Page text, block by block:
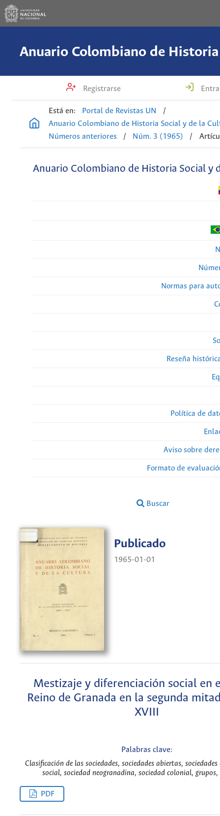
Registrarse
Está en: Portal de Revistas UN
/
Anuario Colombiano de Historia Social y de la
Números anteriores
/ Núm. 3 (1965) /
Anuario Colombiano de Historia Social y
Normas para
Reseña
Política de
Aviso sobre
Formato de
Buscar
Publicado
1965-01-01
Mestizaje y diferenciación social en
Reino de Granada en la segunda
XVIII
Palabras clave:
Clasificación de las sociedades, sociedades abiertas,
social, sociedad neogranadina, sociedad colonial, grupos,
PDF